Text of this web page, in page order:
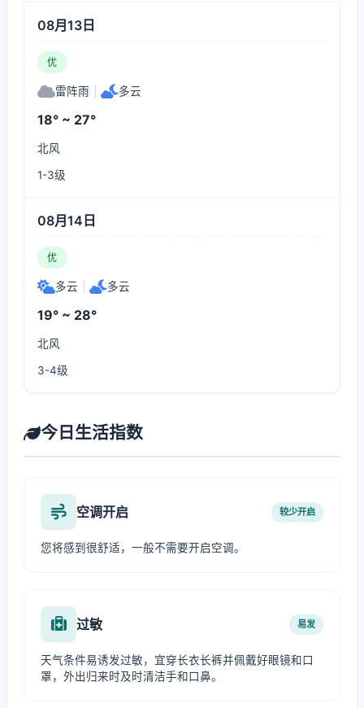
08月13日
优
雷阵雨 多云
18° ~ 27°
北风
1-3级
08月14日
优
多云 多云
19° ~ 28°
北风
3-4级
今日生活指数
空调开启 较少开启
您将感到很舒适，一般不需要开启空调。
过敏 易发
天气条件易诱发过敏，宜穿长衣长裤并佩戴好眼镜和口
罩，外出归来时及时清洁手和口鼻。